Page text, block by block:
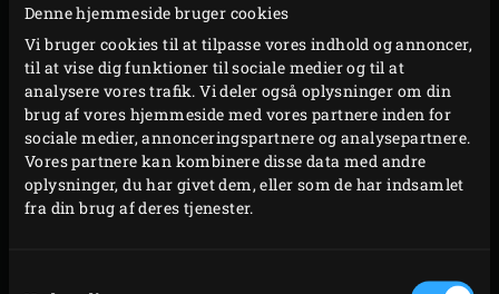
Denne hjemmeside bruger cookies
Vi bruger cookies til at tilpasse vores indhold og annoncer,
til at vise dig funktioner til sociale medier og til at
analysere vores trafik. Vi deler også oplysninger om din
brug af vores hjemmeside med vores partnere inden for
sociale medier, annonceringspartnere og analysepartnere.
Vores partnere kan kombinere disse data med andre
oplysninger, du har givet dem, eller som de har indsamlet
fra din brug af deres tjenester.
sukkeret af i rindende koldt vand.
Dup laksen tør med køkkenrulle og hvis det er en
hel filet – skær den i ens stykker.
Drys det opblødte flis i de glødende kul. Placer
convEGGtorog læg grillristen i grillen. Placer
laksefileterne på risten og luk låget.
Luk luft-reguleringen i bunden til, så den står ca en